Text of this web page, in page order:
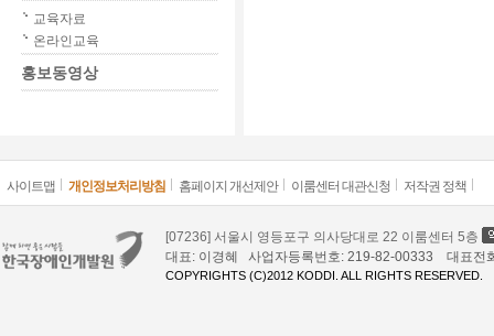
교육자료
온라인교육
홍보동영상
사이트맵 개인정보처리방침 홈페이지 개선제안 이룸센터 대관신청 저작권 정책
[07236] 서울시 영등포구 의사당대로 22 이룸센터 5층
대표: 이경혜 사업자등록번호: 219-82-00333 대표
COPYRIGHTS (C)2012 KODDI. ALL RIGHTS RESERVED.